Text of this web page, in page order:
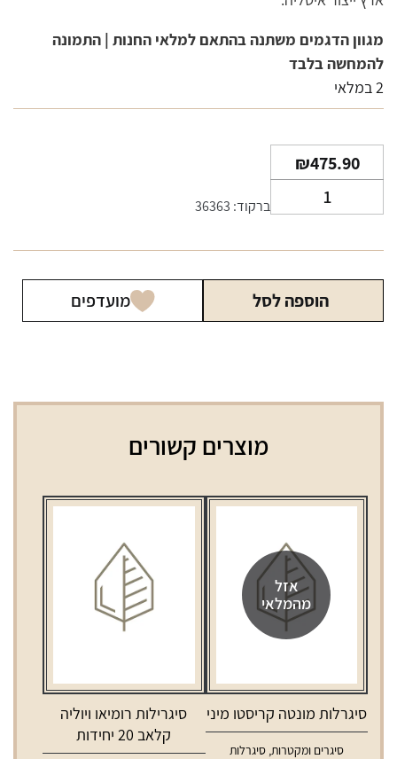
מגוון הדגמים משתנה בהתאם למלאי החנות | התמונה
להמחשה בלבד
2 במלאי
₪475.90
של
ברקוד: 36363
הוספה לסל מועדפים
מוצרים קשורים
אזל
מהמלאי
סיגרלות מונטה קריסטו מיני
סיגרים ומקטרות,סיגרלות
סיגרילות רומיאו ויוליה
קלאב 20 יחידות